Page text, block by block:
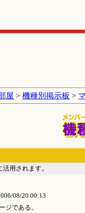
屋 > 機種別掲示板 >
用されます。
08/20 00:13
ジである。